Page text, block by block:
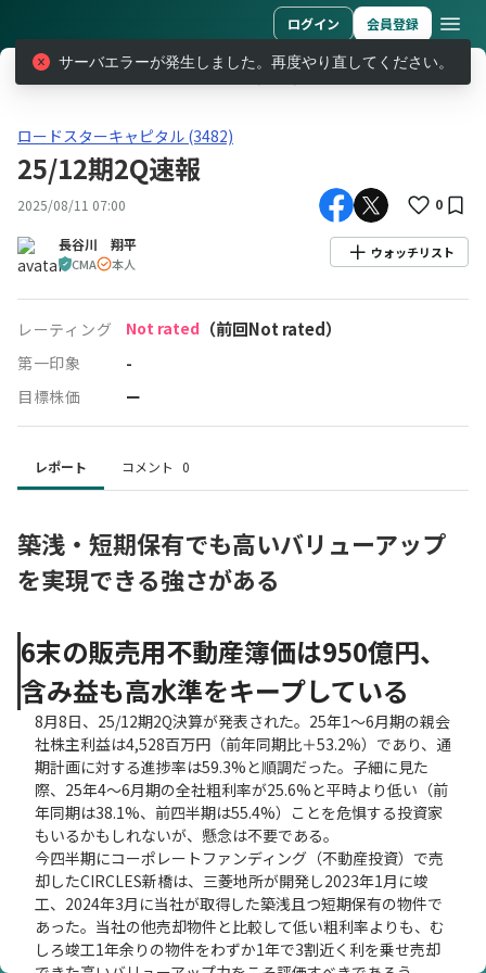
ログイン 会員登録
レポート
ロードスターキャピタル(3482)25/12期2Q速報
ロードスターキャピタル (3482)
25/12期2Q速報
2025/08/11 07:00 0
長谷川 翔平
CMA 本人
ウォッチリスト
レーティング Not rated （前回Not rated）
第一印象 -
目標株価 ー
レポート コメント 0
築浅・短期保有でも高いバリューアップ
を実現できる強さがある
6末の販売用不動産簿価は950億円、
含み益も高水準をキープしている
8月8日、25/12期2Q決算が発表された。25年1～6月期の親会
社株主利益は4,528百万円（前年同期比＋53.2%）であり、通
期計画に対する進捗率は59.3%と順調だった。子細に見た
際、25年4～6月期の全社粗利率が25.6%と平時より低い（前
年同期は38.1%、前四半期は55.4%）ことを危惧する投資家
もいるかもしれないが、懸念は不要である。
今四半期にコーポレートファンディング（不動産投資）で売
却したCIRCLES新橋は、三菱地所が開発し2023年1月に竣
工、2024年3月に当社が取得した築浅且つ短期保有の物件で
あった。当社の他売却物件と比較して低い粗利率よりも、む
しろ竣工1年余りの物件をわずか1年で3割近く利を乗せ売却
サーバエラーが発生しました。再度やり直してください。